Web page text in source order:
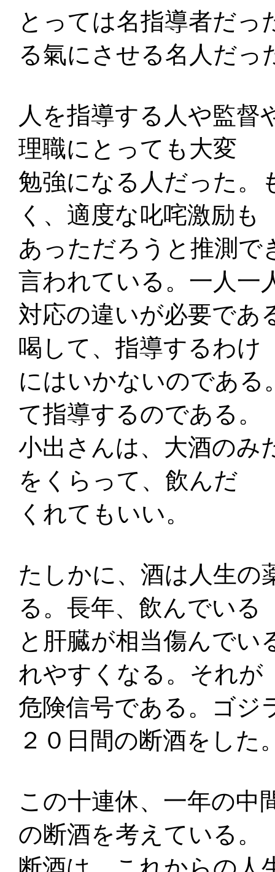
とっては名指導者だっ
る氣にさせる名人だっ
人を指導する人や監督
理職にとっても大変
勉強になる人だった。
く、適度な叱咤激励も
あっただろうと推測で
言われている。一人一
対応の違いが必要であ
喝して、指導するわけ
にはいかないのである
て指導するのである。
小出さんは、大酒のみ
をくらって、飲んだ
くれてもいい。
たしかに、酒は人生の
る。長年、飲んでいる
と肝臓が相当傷んでい
れやすくなる。それが
危険信号である。ゴジ
２０日間の断酒をした
この十連休、一年の中
の断酒を考えている。